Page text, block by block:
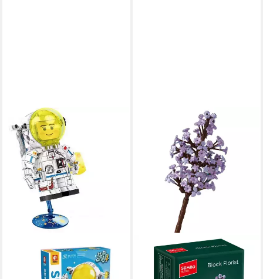
203017 - Astronaut (Sembo)
Spielbausteine
SEMBO
601284 - Flieder (Sembo)
Spielbausteine